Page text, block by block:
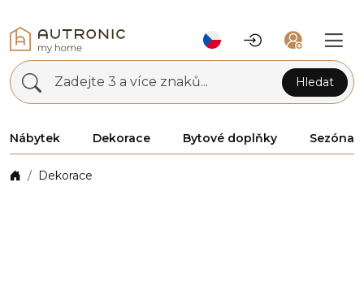
Zadejte 3 a více znaků... Hledat
Nábytek Dekorace Bytové doplňky Sezóna
Dekorace